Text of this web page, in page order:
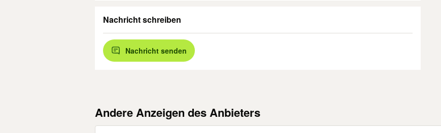
Nachricht schreiben
Nachricht senden
Andere Anzeigen des Anbieters